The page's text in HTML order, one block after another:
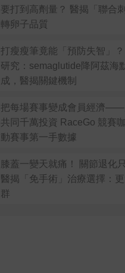
要打到高劑量？ 醫揭「聯合
轉卵子品質
打瘦瘦筆竟能「預防失智」
研究：semaglutide降阿茲海
成，醫揭關鍵機制
把每場賽事變成會員經濟——
共同千萬投資 RaceGo 競賽
動賽事第一手數據
膝蓋一變天就痛！ 關節退化
醫揭「免手術」治療選擇：
群